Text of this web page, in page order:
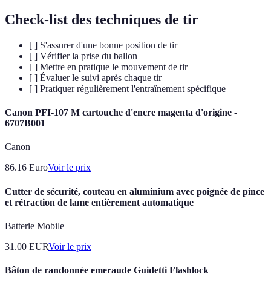
Check-list des techniques de tir
[ ] S'assurer d'une bonne position de tir
[ ] Vérifier la prise du ballon
[ ] Mettre en pratique le mouvement de tir
[ ] Évaluer le suivi après chaque tir
[ ] Pratiquer régulièrement l'entraînement spécifique
Canon PFI-107 M cartouche d'encre magenta d'origine -
6707B001
Canon
86.16 EuroVoir le prix
Cutter de sécurité, couteau en aluminium avec poignée de pince
et rétraction de lame entièrement automatique
Batterie Mobile
31.00 EURVoir le prix
Bâton de randonnée emeraude Guidetti Flashlock